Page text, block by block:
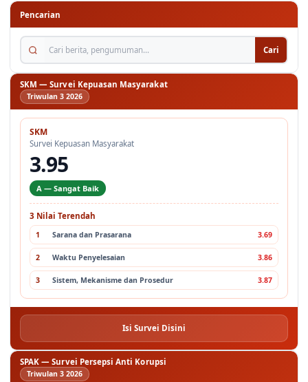
Pencarian
Cari berita, pengumuman...
Cari
SKM — Survei Kepuasan Masyarakat
Triwulan 3 2026
SKM
Survei Kepuasan Masyarakat
3.95
A — Sangat Baik
3 Nilai Terendah
1 Sarana dan Prasarana 3.69
2 Waktu Penyelesaian 3.86
3 Sistem, Mekanisme dan Prosedur 3.87
Isi Survei Disini
SPAK — Survei Persepsi Anti Korupsi
Triwulan 3 2026